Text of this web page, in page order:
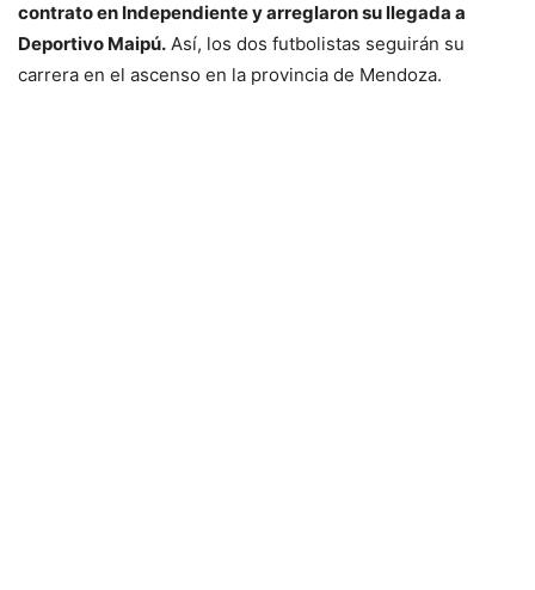
contrato en Independiente y arreglaron su llegada a
Deportivo Maipú. Así, los dos futbolistas seguirán su
carrera en el ascenso en la provincia de Mendoza.